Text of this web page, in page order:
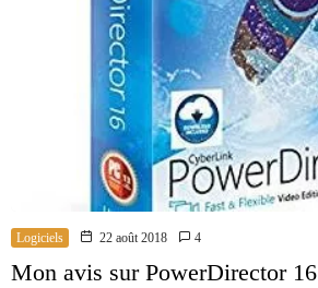
Logiciels 22 août 2018 4
Mon avis sur PowerDirector 16